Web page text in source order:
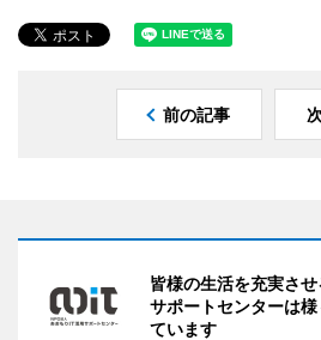
前の記事
皆様の生活を充実さ
サポートセンターは
ています